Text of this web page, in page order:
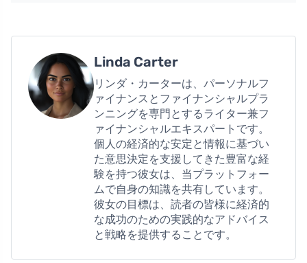
Linda Carter
リンダ・カーターは、パーソナルフ
ァイナンスとファイナンシャルプラ
ンニングを専門とするライター兼フ
ァイナンシャルエキスパートです。
個人の経済的な安定と情報に基づい
た意思決定を支援してきた豊富な経
験を持つ彼女は、当プラットフォー
ムで自身の知識を共有しています。
彼女の目標は、読者の皆様に経済的
な成功のための実践的なアドバイス
と戦略を提供することです。